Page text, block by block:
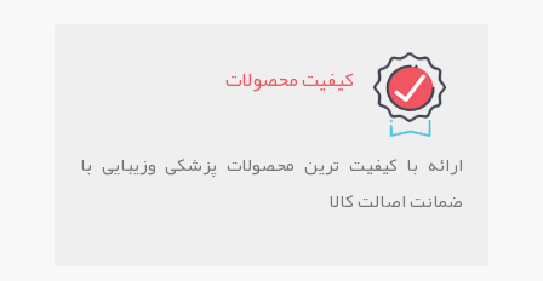
کيفيت محصولات
ارائه با کیفیت ترین محصولات پزشکی وزیبایی با
ضمانت اصالت کالا